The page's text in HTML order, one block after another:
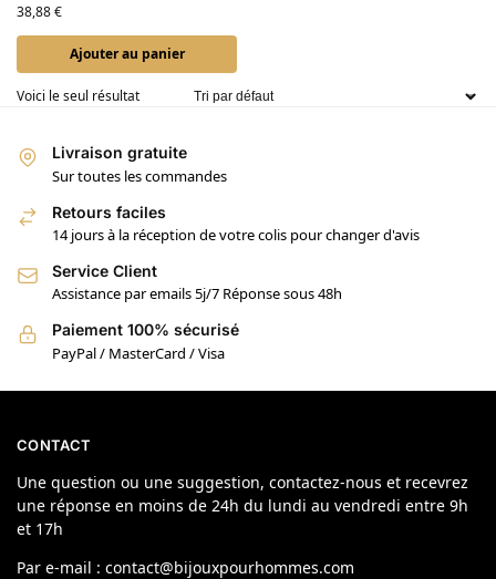
38,88€
Ajouter au panier
Voici le seul résultat
Livraison gratuite
Sur toutes les commandes
Retours faciles
14 jours à la réception de votre colis pour changer d'avis
Service Client
Assistance par emails 5j/7 Réponse sous 48h
Paiement 100% sécurisé
PayPal / MasterCard / Visa
CONTACT
Une question ou une suggestion, contactez-nous et recevrez
une réponse en moins de 24h du lundi au vendredi entre 9h
et 17h
Par e-mail : contact@bijouxpourhommes.com